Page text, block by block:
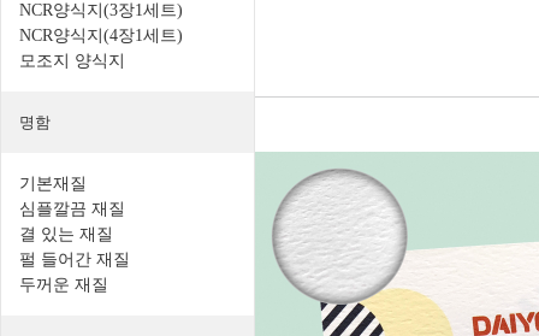
NCR양식지(3장1세트)
NCR양식지(4장1세트)
모조지 양식지
명함
기본재질
심플깔끔 재질
결 있는 재질
펄 들어간 재질
두꺼운 재질